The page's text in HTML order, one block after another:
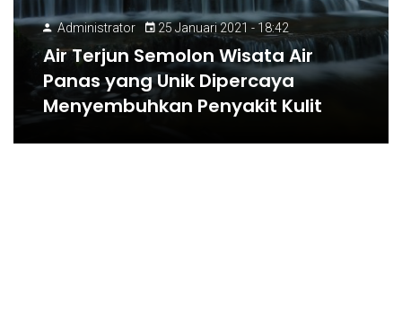
Administrator 25 Januari 2021 - 18:42
Air Terjun Semolon Wisata Air
Panas yang Unik Dipercaya
Menyembuhkan Penyakit Kulit